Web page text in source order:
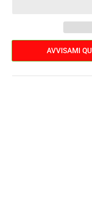
Donna
Ranger
2.5L
Da
Fox
AVVISAMI